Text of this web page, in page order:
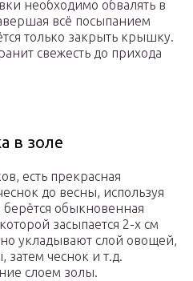
необходимо обвалять в
всё посыпанием
только закрыть крышку.
свежесть до прихода
в золе
есть прекрасная
до весны, используя
берётся обыкновенная
засыпается 2-х см
укладывают слой овощей,
затем чеснок и т.д.
слоем золы.